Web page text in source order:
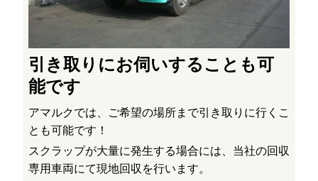
引き取りにお伺いすることも可
能です
アマルクでは、ご希望の場所まで引き取りに行くこ
とも可能です！
スクラップが大量に発生する場合には、当社の回収
専用車両にて現地回収を行います。